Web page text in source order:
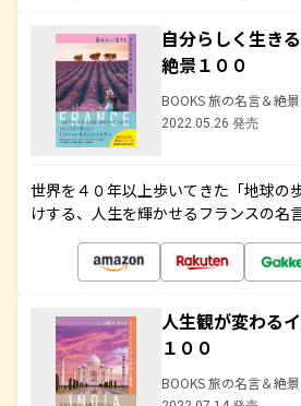
自分らしく生き
絶景１００
BOOKS 旅の名言＆絶景
2022.05.26 発売
世界を４０年以上歩いてきた「地球の
けする、人生を輝かせるフランスの名
人生観が変わる
１００
BOOKS 旅の名言＆絶景